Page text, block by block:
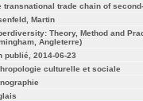
transnational trade chain of
Martin
Theory, Method and
Angleterre)
publié, 2014-06-23
culturelle et sociale